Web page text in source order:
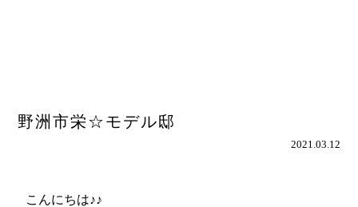
野洲市栄☆モデル邸
2021.03.12
こんにちは♪♪